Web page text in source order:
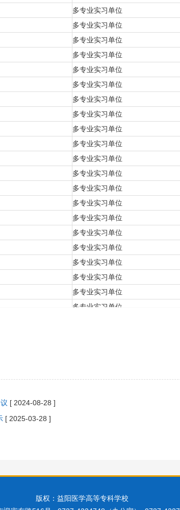
多专业实习单位
多专业实习单位
多专业实习单位
多专业实习单位
多专业实习单位
多专业实习单位
多专业实习单位
多专业实习单位
多专业实习单位
多专业实习单位
多专业实习单位
多专业实习单位
多专业实习单位
多专业实习单位
多专业实习单位
多专业实习单位
多专业实习单位
多专业实习单位
多专业实习单位
多专业实习单位
多专业实习单位
多专业实习单位
护理学院
[ 2024-08-28 ]
[ 2025-03-28 ]
版权：益阳医学高等专科学校